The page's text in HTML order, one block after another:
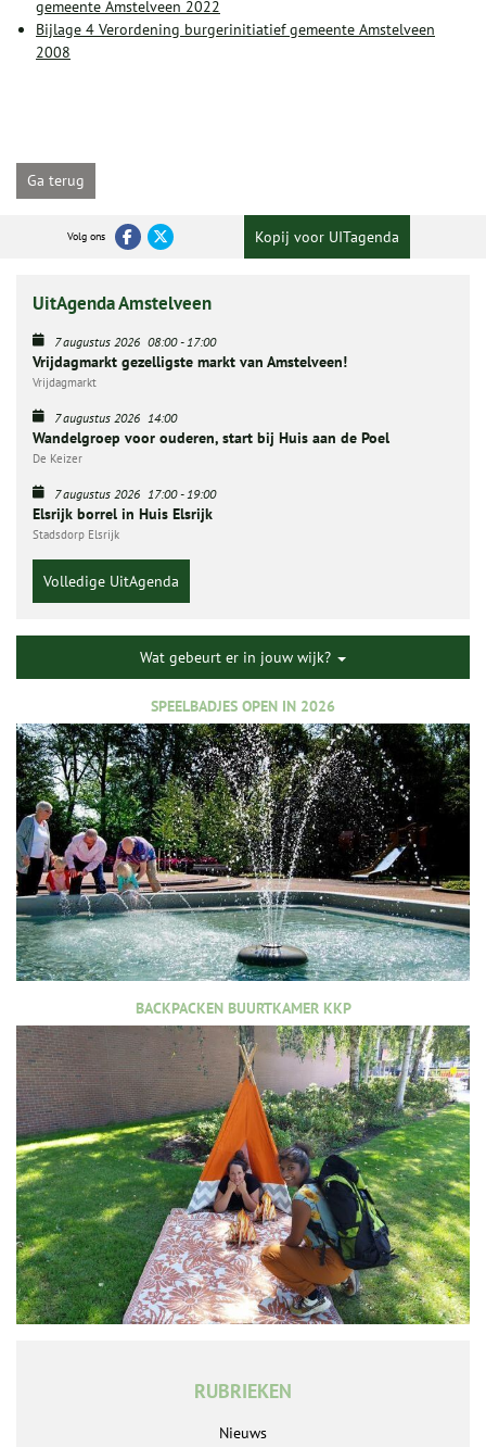
gemeente Amstelveen 2022
Bijlage 4 Verordening burgerinitiatief gemeente Amstelveen
2008
Ga terug
Volg ons Kopij voor UITagenda
UitAgenda Amstelveen
7 augustus 2026 08:00-17:00
Vrijdagmarkt gezelligste markt van Amstelveen!
Vrijdagmarkt
7 augustus 2026 14:00
Wandelgroep voor ouderen, start bij Huis aan de Poel
De Keizer
7 augustus 2026 17:00-19:00
Elsrijk borrel in Huis Elsrijk
Stadsdorp Elsrijk
Volledige UitAgenda
Wat gebeurt er in jouw wijk?
SPEELBADJES OPEN IN 2026
BACKPACKEN BUURTKAMER KKP
RUBRIEKEN
Nieuws